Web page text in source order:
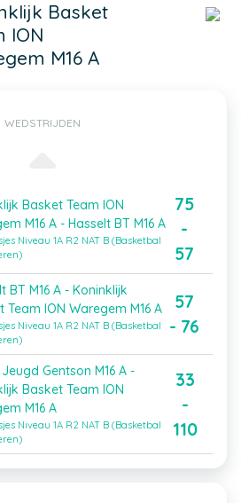
Basket
ION
M16 A
WEDSTRIJDEN
Basket Team ION
M16 A - Hasselt BT M16 A
Niveau 1A R2 NAT B (Basketbal
75
-
57
BT M16 A - Koninklijk
Team ION Waregem M16 A
Niveau 1A R2 NAT B (Basketbal
57
- 76
Gentson M16 A -
Basket Team ION
M16 A
Niveau 1A R2 NAT B (Basketbal
33
-
110